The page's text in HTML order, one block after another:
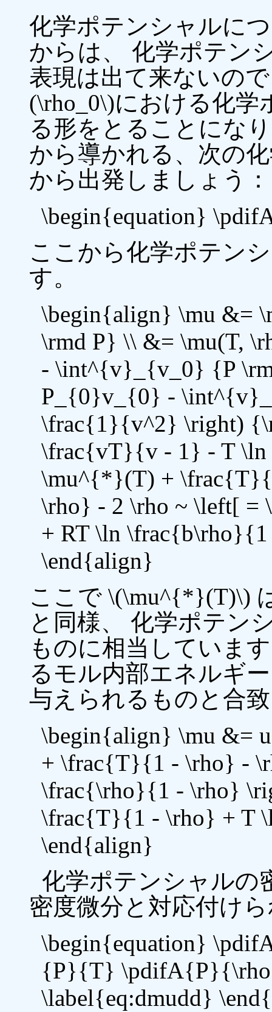
化学ポテンシャルに
からは、 化学ポテン
表現は出て来ないの
(\rho_0\)における化
る形をとることにな
から導かれる、次の
から出発しましょう：
\begin{equation}
ここから化学ポテン
す。
\begin{align} \mu &=
\rmd P} \\ &= \mu(T,
- \int^{v}_{v_0} {P
P_{0}v_{0} -
\frac{1}{v^2} \right)
\frac{vT}{v - 1} - T
\mu^{*}(T) +
\rho} - 2 \rho ~ \left[
+ RT \ln
\end{align}
ここで \(\mu^{*}(T)\)
と同様、 化学ポテン
ものに相当していま
るモル内部エネルギ
与えられるものと合
\begin{align} \mu &=
+ \frac{T}{1 - \rho} -
\frac{\rho}{1 - \rho}
\frac{T}{1 - \rho} + T
\end{align}
化学ポテンシャルの
密度微分と対応付け
\begin{equation}
{P}{T}
\label{eq:dmudd}